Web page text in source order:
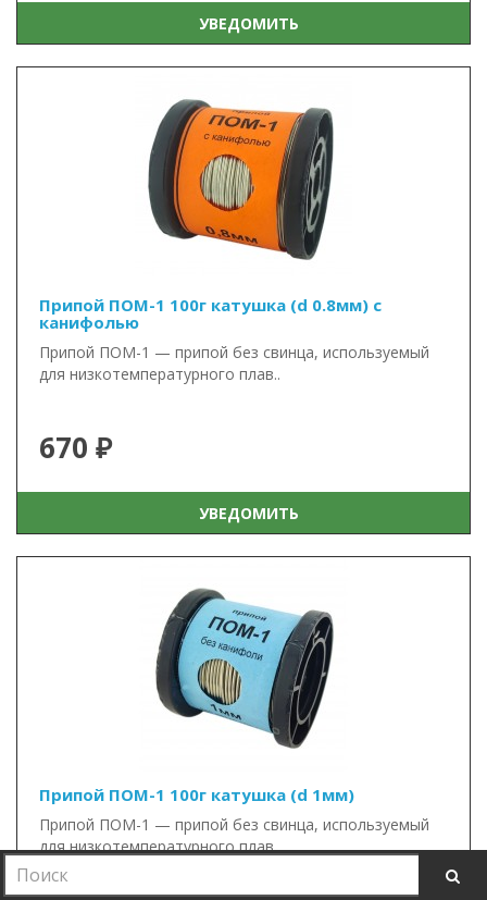
УВЕДОМИТЬ
Припой ПОМ-1 100г катушка (d 0.8мм) с
канифолью
Припой ПОМ-1 — припой без свинца, используемый
для низкотемпературного плав..
670 ₽
УВЕДОМИТЬ
Припой ПОМ-1 100г катушка (d 1мм)
Припой ПОМ-1 — припой без свинца, используемый
для низкотемпературного плав..